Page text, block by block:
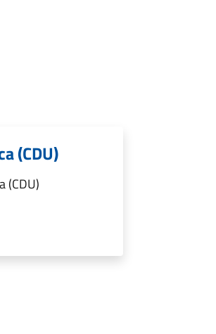
(CDU)
(CDU)